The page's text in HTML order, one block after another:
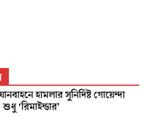
হামলার সুনির্দিষ্ট গোয়েন্দা
‘রিমাইন্ডার’